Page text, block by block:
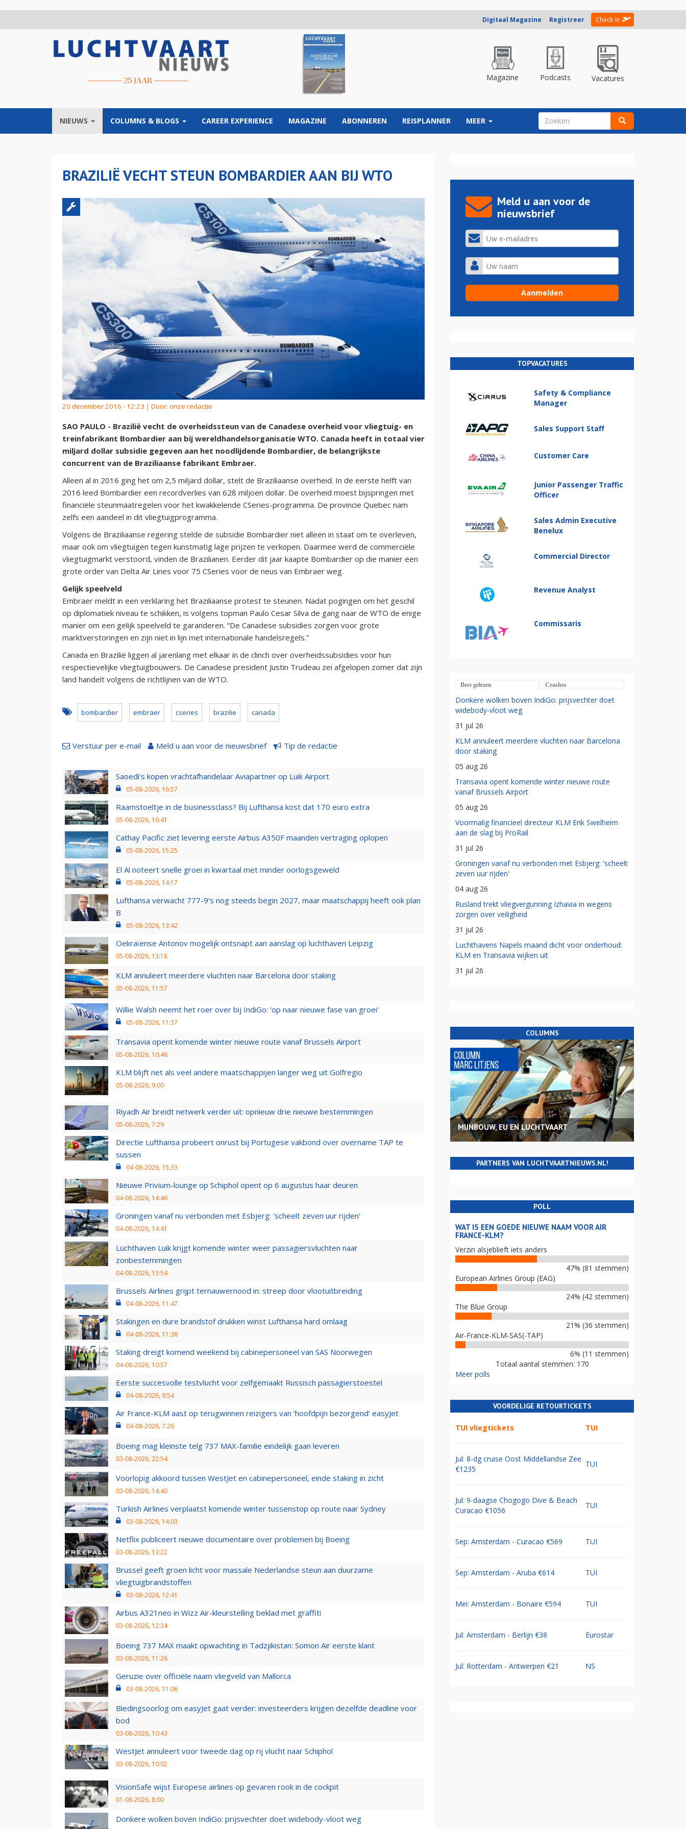
Digitaal Magazine Registreer Check in
Magazine Podcasts Vacatures
NIEUWS COLUMNS & BLOGS CAREER EXPERIENCE MAGAZINE ABONNEREN REISPLANNER MEER ZOEKVELD
BRAZILIË VECHT STEUN BOMBARDIER AAN BIJ WTO
20 december 2016 - 12:23 | Door: onze redactie
SAO PAULO - Brazilië vecht de overheidssteun van de Canadese overheid voor vliegtuig- en
treinfabrikant Bombardier aan bij wereldhandelsorganisatie WTO. Canada heeft in totaal vier
miljard dollar subsidie gegeven aan het noodlijdende Bombardier, de belangrijkste
concurrent van de Braziliaanse fabrikant Embraer.
Alleen al in 2016 ging het om 2,5 miljard dollar, stelt de Braziliaanse overheid. In de eerste helft van
2016 leed Bombardier een recordverlies van 628 miljoen dollar. De overheid moest bijspringen met
financiële steunmaatregelen voor het kwakkelende CSeries-programma. De provincie Quebec nam
zelfs een aandeel in dit vliegtuigprogramma.
Volgens de Braziliaanse regering stelde de subsidie Bombardier niet alleen in staat om te overleven,
maar ook om vliegtuigen tegen kunstmatig lage prijzen te verkopen. Daarmee werd de commerciële
vliegtuigmarkt verstoord, vinden de Brazilianen. Eerder dit jaar kaapte Bombardier op die manier een
grote order van Delta Air Lines voor 75 CSeries voor de neus van Embraer weg.
Gelijk speelveld
Embraer meldt in een verklaring het Braziliaanse protest te steunen. Nadat pogingen om het geschil
op diplomatiek niveau te schikken, is volgens topman Paulo Cesar Silva de gang naar de WTO de enige
manier om een gelijk speelveld te garanderen. “De Canadese subsidies zorgen voor grote
marktverstoringen en zijn niet in lijn met internationale handelsregels.”
Canada en Brazilië liggen al jarenlang met elkaar in de clinch over overheidssubsidies voor hun
respectievelijke vliegtuigbouwers. De Canadese president Justin Trudeau zei afgelopen zomer dat zijn
land handelt volgens de richtlijnen van de WTO.
bombardier embraer cseries brazilie canada
Verstuur per e-mail Meld u aan voor de nieuwsbrief Tip de redactie
Saoedi’s kopen vrachtafhandelaar Aviapartner op Luik Airport
05-08-2026, 16:57
Raamstoeltje in de businessclass? Bij Lufthansa kost dat 170 euro extra
05-08-2026, 16:41
Cathay Pacific ziet levering eerste Airbus A350F maanden vertraging oplopen
05-08-2026, 15:25
El Al noteert snelle groei in kwartaal met minder oorlogsgeweld
05-08-2026, 14:17
Lufthansa verwacht 777-9’s nog steeds begin 2027, maar maatschappij heeft ook plan
B
05-08-2026, 13:42
Oekraïense Antonov mogelijk ontsnapt aan aanslag op luchthaven Leipzig
05-08-2026, 13:18
KLM annuleert meerdere vluchten naar Barcelona door staking
05-08-2026, 11:57
Willie Walsh neemt het roer over bij IndiGo: 'op naar nieuwe fase van groei'
05-08-2026, 11:37
Transavia opent komende winter nieuwe route vanaf Brussels Airport
05-08-2026, 10:46
KLM blijft net als veel andere maatschappijen langer weg uit Golfregio
05-08-2026, 9:00
Riyadh Air breidt netwerk verder uit: opnieuw drie nieuwe bestemmingen
05-08-2026, 7:29
Directie Lufthansa probeert onrust bij Portugese vakbond over overname TAP te
sussen
04-08-2026, 15:33
Nieuwe Privium-lounge op Schiphol opent op 6 augustus haar deuren
04-08-2026, 14:46
Groningen vanaf nu verbonden met Esbjerg: 'scheelt zeven uur rijden'
04-08-2026, 14:41
Luchthaven Luik krijgt komende winter weer passagiersvluchten naar
zonbestemmingen
04-08-2026, 13:54
Brussels Airlines grijpt ternauwernood in: streep door vlootuitbreiding
04-08-2026, 11:47
Stakingen en dure brandstof drukken winst Lufthansa hard omlaag
04-08-2026, 11:38
Staking dreigt komend weekend bij cabinepersoneel van SAS Noorwegen
04-08-2026, 10:57
Eerste succesvolle testvlucht voor zelfgemaakt Russisch passagierstoestel
04-08-2026, 9:54
Air France-KLM aast op terugwinnen reizigers van ‘hoofdpijn bezorgend’ easyJet
04-08-2026, 7:26
Boeing mag kleinste telg 737 MAX-familie eindelijk gaan leveren
03-08-2026, 22:54
Voorlopig akkoord tussen WestJet en cabinepersoneel, einde staking in zicht
03-08-2026, 14:40
Turkish Airlines verplaatst komende winter tussenstop op route naar Sydney
03-08-2026, 14:03
Netflix publiceert nieuwe documentaire over problemen bij Boeing
03-08-2026, 13:22
Brussel geeft groen licht voor massale Nederlandse steun aan duurzame
vliegtuigbrandstoffen
03-08-2026, 12:41
Airbus A321neo in Wizz Air-kleurstelling beklad met graffiti
03-08-2026, 12:34
Boeing 737 MAX maakt opwachting in Tadzjikistan: Somon Air eerste klant
03-08-2026, 11:26
Geruzie over officiële naam vliegveld van Mallorca
03-08-2026, 11:06
Biedingsoorlog om easyJet gaat verder: investeerders krijgen dezelfde deadline voor
bod
03-08-2026, 10:43
WestJet annuleert voor tweede dag op rij vlucht naar Schiphol
03-08-2026, 10:02
VisionSafe wijst Europese airlines op gevaren rook in de cockpit
01-08-2026, 8:00
Donkere wolken boven IndiGo: prijsvechter doet widebody-vloot weg
Meld u aan voor de
nieuwsbrief
TOPVACATURES
Safety & Compliance
Manager
Sales Support Staff
Customer Care
Junior Passenger Traffic
Officer
Sales Admin Executive
Benelux
Commercial Director
Revenue Analyst
Commissaris
Best gelezen Crashes
Donkere wolken boven IndiGo: prijsvechter doet
widebody-vloot weg
31 jul 26
KLM annuleert meerdere vluchten naar Barcelona
door staking
05 aug 26
Transavia opent komende winter nieuwe route
vanaf Brussels Airport
05 aug 26
Voormalig financieel directeur KLM Erik Swelheim
aan de slag bij ProRail
31 jul 26
Groningen vanaf nu verbonden met Esbjerg: 'scheelt
zeven uur rijden'
04 aug 26
Rusland trekt vliegvergunning Izhavia in wegens
zorgen over veiligheid
31 jul 26
Luchthavens Napels maand dicht voor onderhoud:
KLM en Transavia wijken uit
31 jul 26
COLUMNS
MIJNBOUW, EU EN LUCHTVAART
PARTNERS VAN LUCHTVAARTNIEUWS.NL!
POLL
WAT IS EEN GOEDE NIEUWE NAAM VOOR AIR
FRANCE-KLM?
Verzin alsjeblieft iets anders
47% (81 stemmen)
European Airlines Group (EAG)
24% (42 stemmen)
The Blue Group
21% (36 stemmen)
Air-France-KLM-SAS(-TAP)
6% (11 stemmen)
Totaal aantal stemmen: 170
Meer polls
VOORDELIGE RETOURTICKETS
TUI vliegtickets TUI
Jul: 8-dg cruise Oost Middellandse Zee
€1235
TUI
Jul: 9-daagse Chogogo Dive & Beach
Curacao €1056
TUI
Sep: Amsterdam - Curacao €569 TUI
Sep: Amsterdam - Aruba €614 TUI
Mei: Amsterdam - Bonaire €594 TUI
Jul: Amsterdam - Berlijn €38 Eurostar
Jul: Rotterdam - Antwerpen €21 NS